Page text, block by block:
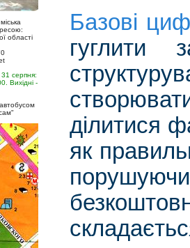
області
31 серпня:
Вихідні -
Базові
гуглити
ділитися
як